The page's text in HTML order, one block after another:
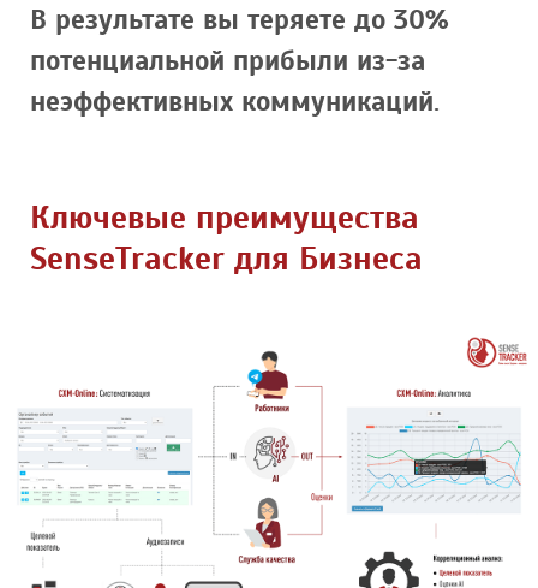
В результате вы теряете до 30%
потенциальной прибыли из-за
неэффективных коммуникаций.
Ключевые преимущества
SenseTracker для Бизнеса